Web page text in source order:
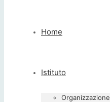
Home
Istituto
Organizzazione